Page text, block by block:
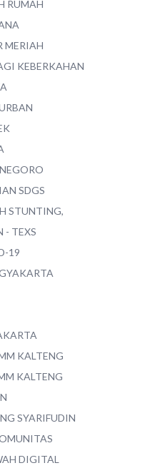
RUMAH
MERIAH
KEBERKAHAN
SDGS
STUNTING,
- TEXS
19
KALTENG
KALTENG
SYARIFUDIN
DIGITAL